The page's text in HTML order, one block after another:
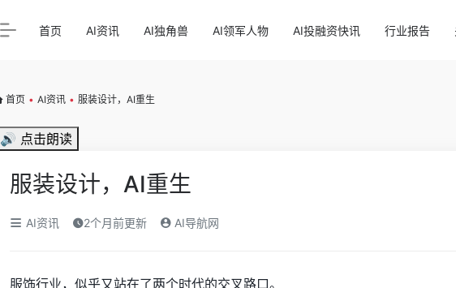
首页 AI资讯 AI独角兽 AI领军人物 AI投融资快讯 行业报告
首页 • AI资讯 • 服装设计，AI重生
🔊 点击朗读
服装设计，AI重生
AI资讯 2个月前更新 AI导航网
服饰行业，似乎又站在了两个时代的交叉路口。